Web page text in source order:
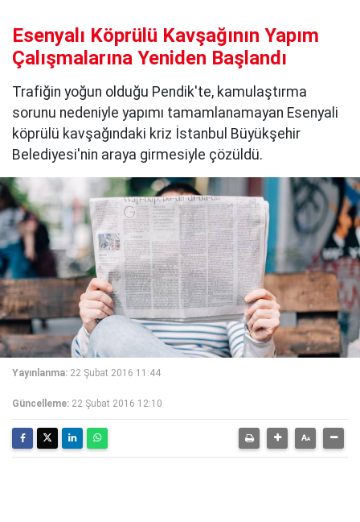
Esenyalı Köprülü Kavşağının Yapım
Çalışmalarına Yeniden Başlandı
Trafiğin yoğun olduğu Pendik'te, kamulaştırma
sorunu nedeniyle yapımı tamamlanamayan Esenyali
köprülü kavşağındaki kriz İstanbul Büyükşehir
Belediyesi'nin araya girmesiyle çözüldü.
Yayınlanma: 22 Şubat 2016 11:44
Güncelleme: 22 Şubat 2016 12:10